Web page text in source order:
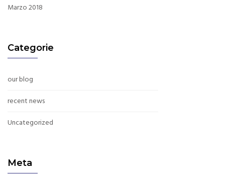
Marzo 2018
Categorie
our blog
recent news
Uncategorized
Meta